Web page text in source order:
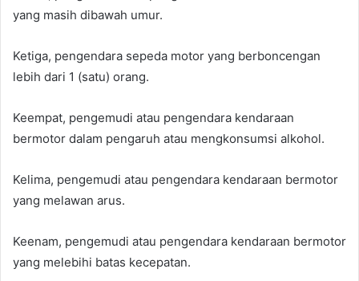
yang masih dibawah umur.
Ketiga, pengendara sepeda motor yang berboncengan
lebih dari 1 (satu) orang.
Keempat, pengemudi atau pengendara kendaraan
bermotor dalam pengaruh atau mengkonsumsi alkohol.
Kelima, pengemudi atau pengendara kendaraan bermotor
yang melawan arus.
Keenam, pengemudi atau pengendara kendaraan bermotor
yang melebihi batas kecepatan.